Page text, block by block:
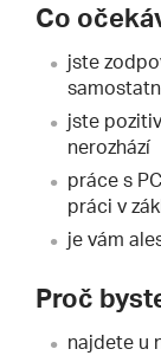
Co
jste
jste
nerozhází
práce s
práci v
je vám
Proč
najdete u